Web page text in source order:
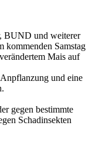
BUND und weiterer
kommenden Samstag
Mais auf
und eine
gegen bestimmte
Schadinsekten